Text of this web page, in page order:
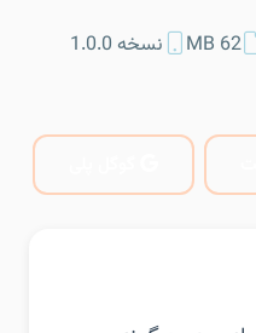
62 MB نسخه 1.0.0